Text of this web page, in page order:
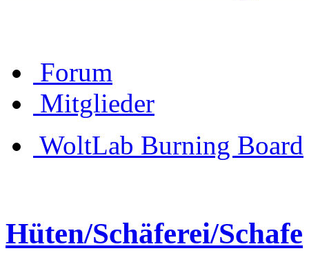
Forum
Mitglieder
WoltLab Burning Board
Hüten/Schäferei/Schafe